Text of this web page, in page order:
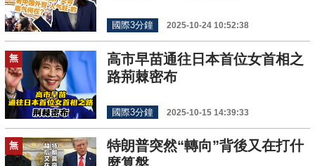
國際3分鐘 2025-10-24 10:52:38
無
高市早苗通往日本首位女首相之
路荊棘密布
國際3分鐘 2025-10-15 14:39:33
無
特朗普突然“轉向”背後又在打什